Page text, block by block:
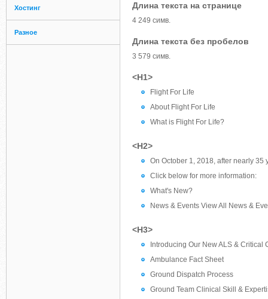
Хостинг
Разное
Длина текста на странице
4 249 симв.
Длина текста без пробелов
3 579 симв.
<H1>
Flight For Life
About Flight For Life
What is Flight For Life?
<H2>
On October 1, 2018, after nearly 35
Click below for more information:
What's New?
News & Events View All News &
<H3>
Introducing Our New ALS & Critical
Ambulance Fact Sheet
Ground Dispatch Process
Ground Team Clinical Skill &